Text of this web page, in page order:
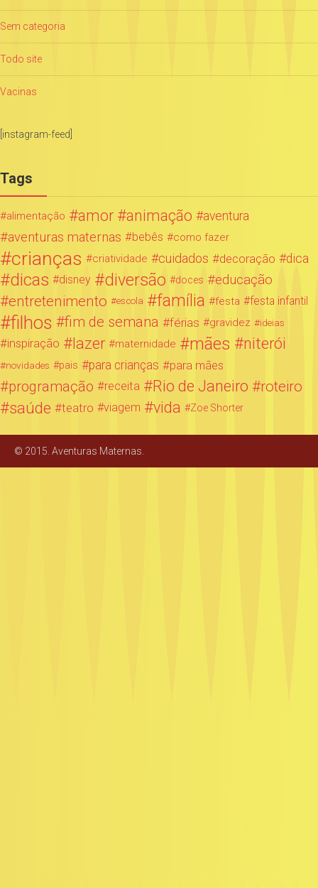
Sem categoria
Todo site
Vacinas
[instagram-feed]
Tags
alimentação amor animação aventura
aventuras maternas bebês como fazer
crianças criatividade cuidados decoração dica
dicas disney diversão doces educação
entretenimento escola família festa festa infantil
filhos fim de semana férias gravidez ideias
inspiração lazer maternidade mães niterói
novidades pais para crianças para mães
programação receita Rio de Janeiro roteiro
saúde teatro viagem vida Zoe Shorter
© 2015. Aventuras Maternas.